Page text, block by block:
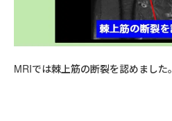
MRIでは棘上筋の断裂を認めました。